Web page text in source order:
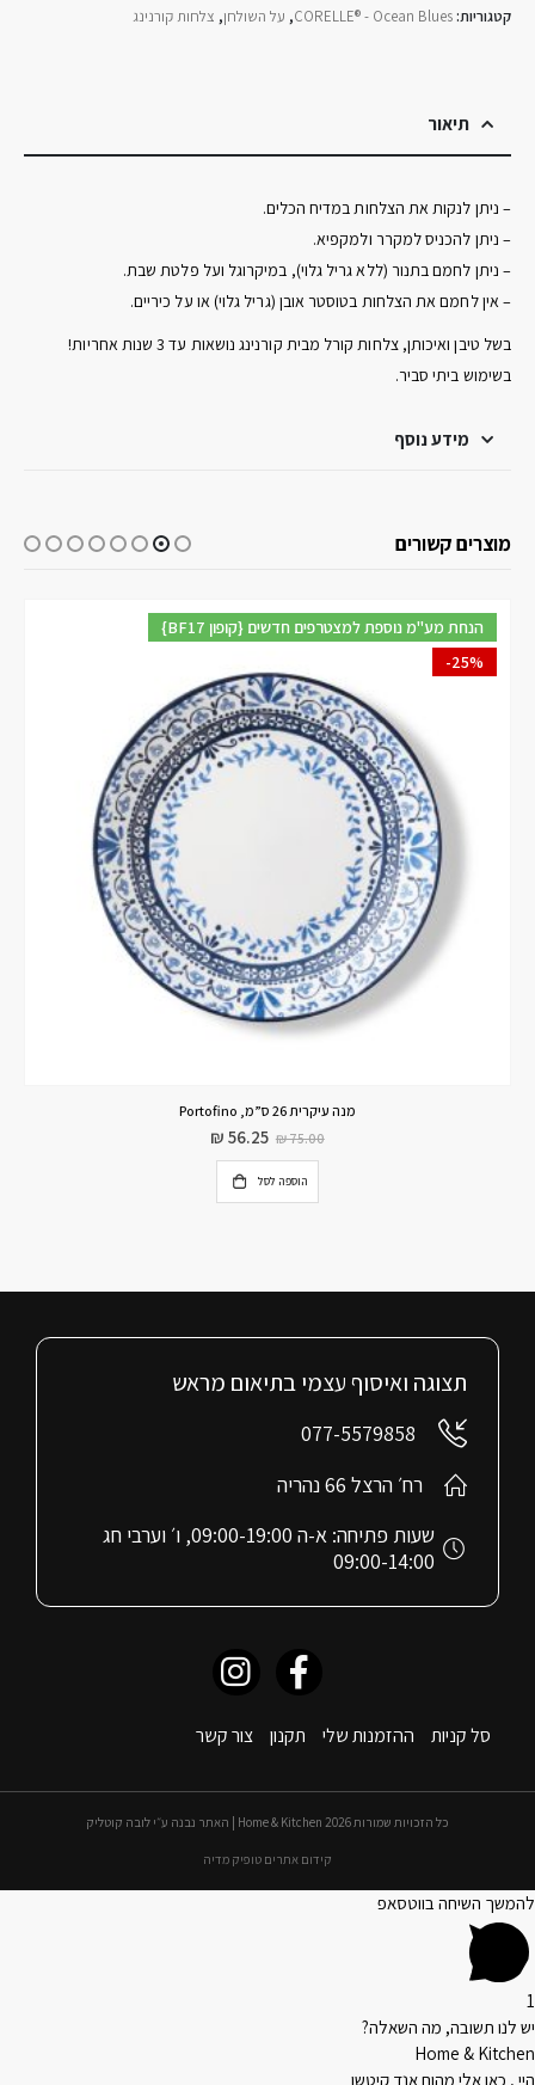
קטגוריות:CORELLE® - Ocean Blues
, על השולחן, צלחות קורנינג
תיאור
– ניתן לנקות את הצלחות במדיח הכלים.
– ניתן להכניס למקרר ולמקפיא.
– ניתן לחמם בתנור (ללא גריל גלוי), במיקרוגל ועל פלטת שבת.
– אין לחמם את הצלחות בטוסטר אובן (גריל גלוי) או על כיריים.
בשל טיבן ואיכותן, צלחות קורל מבית קורנינג נושאות עד 3 שנות אחריות!
בשימוש ביתי סביר.
מידע נוסף
מוצרים קשורים
{BF17 קופון} הנחת מע"מ נוספת למצטרפים חדשים
-25%
מנה עיקרית 26 ס”מ, Portofino
₪75.00
₪ 56.25
הוספה לסל
סל קניות ההזמנות שלי תקנון צור קשר
תצוגה ואיסוף עצמי בתיאום מראש
077-5579858
רח׳ הרצל 66 נהריה
שעות פתיחה: א-ה 09:00-19:00, ו׳ וערבי חג
09:00-14:00
כל הזכויות שמורות 2026 Home & Kitchen | האתר נבנה ע״י לובה קוטליק
קידום אתרים טופיק מדיה
להמשך השיחה בווטסאפ
1
יש לנו תשובה, מה השאלה?
Home & Kitchen
היי , כאן אלי מהום אנד קיטשן